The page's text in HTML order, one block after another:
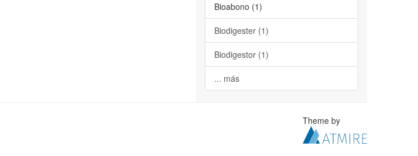
Bioabono (1)
Biodigester (1)
Biodigestor (1)
... más
Theme by